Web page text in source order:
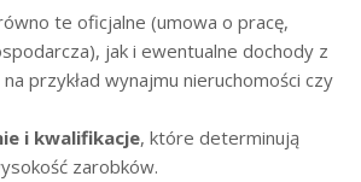
te oficjalne (umowa o pracę,
jak i ewentualne dochody z
na przykład wynajmu nieruchomości czy
i kwalifikacje, które determinują
zarobków.